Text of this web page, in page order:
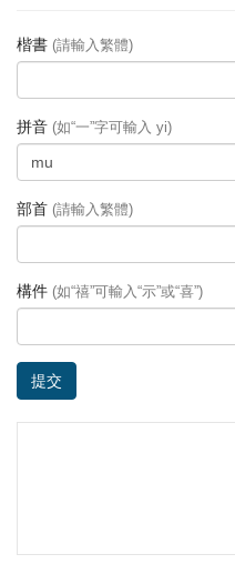
楷書 (請輸入繁體)
拼音 (如“一”字可輸入 yi)
部首 (請輸入繁體)
構件 (如“禧”可輸入“示”或“喜”)
提交